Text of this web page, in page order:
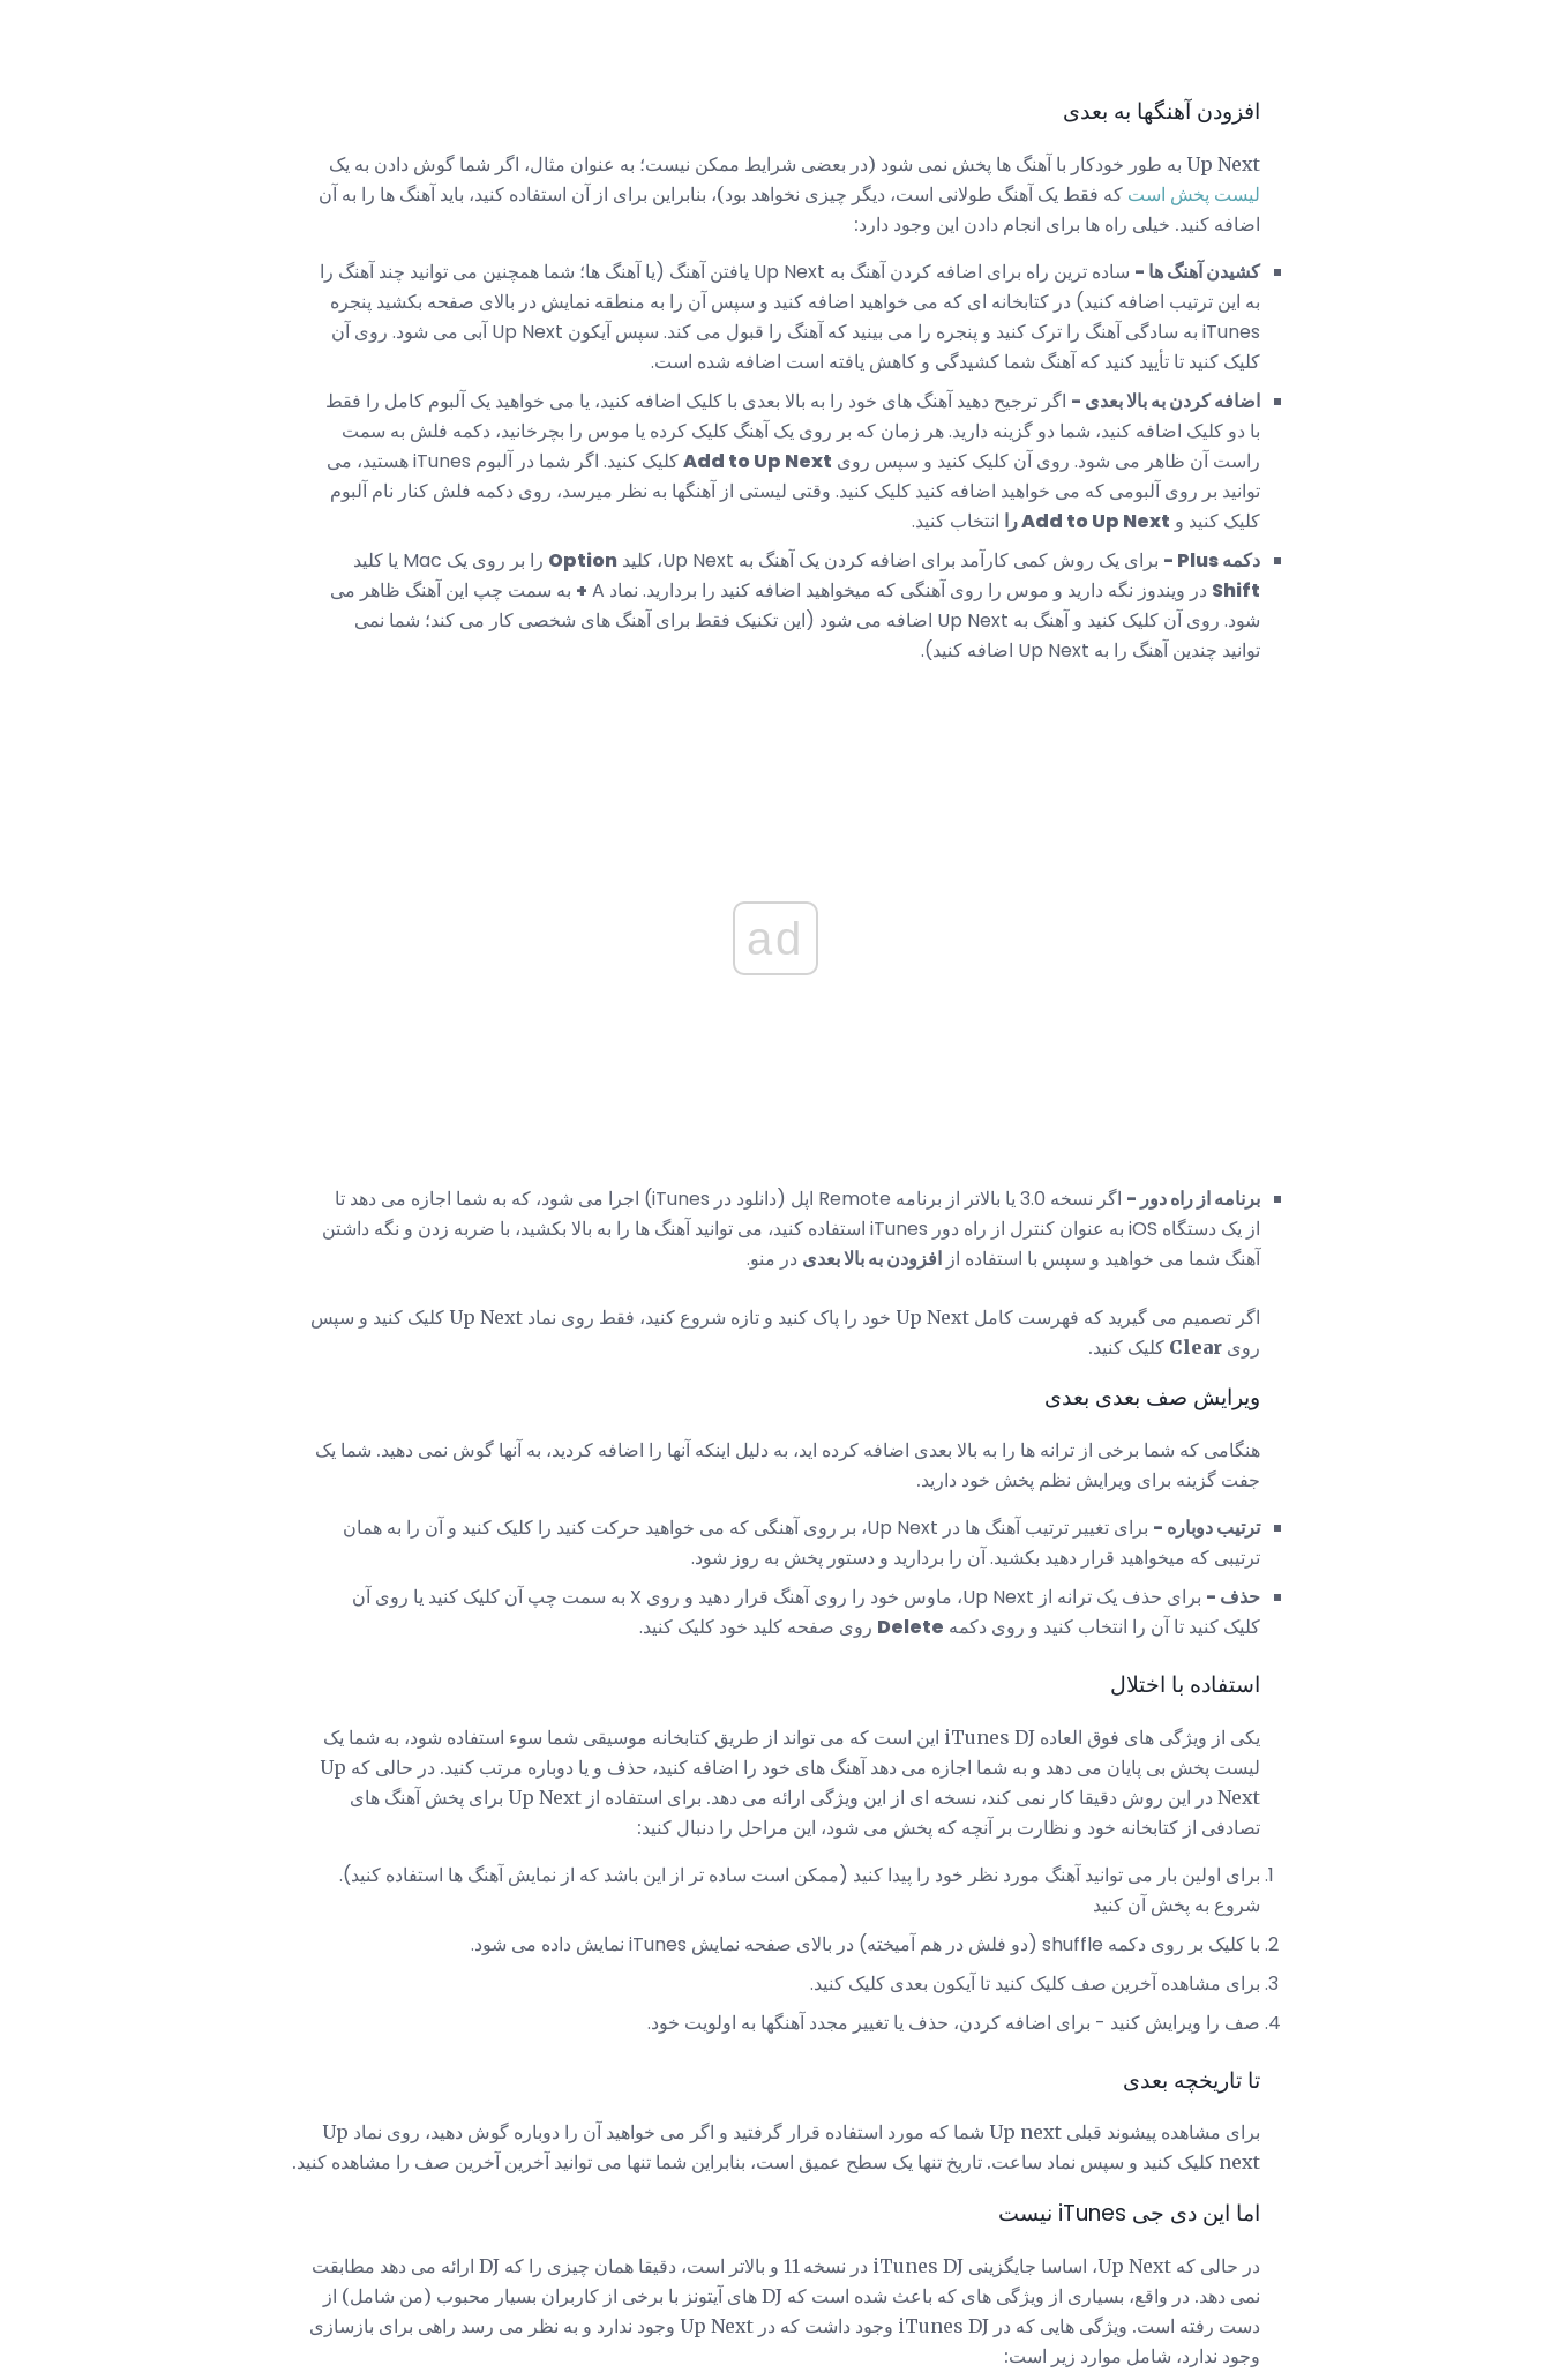
افزودن آهنگها به بعدی
Up Next به طور خودکار با آهنگ ها پخش نمی شود (در بعضی شرایط ممکن نیست؛ به عنوان مثال، اگر شما گوش دادن به یک
لیست پخش است که فقط یک آهنگ طولانی است، دیگر چیزی نخواهد بود)، بنابراین برای از آن استفاده کنید، باید آهنگ ها را به آن
اضافه کنید. خیلی راه ها برای انجام دادن این وجود دارد:
کشیدن آهنگ ها -
ساده ترین راه برای اضافه کردن آهنگ به Up Next یافتن آهنگ (یا آهنگ ها؛ شما همچنین می توانید چند آهنگ را
به این ترتیب اضافه کنید) در کتابخانه ای که می خواهید اضافه کنید و سپس آن را به منطقه نمایش در بالای صفحه بکشید پنجره
iTunes به سادگی آهنگ را ترک کنید و پنجره را می بینید که آهنگ را قبول می کند. سپس آیکون Up Next آبی می شود. روی آن
کلیک کنید تا تأیید کنید که آهنگ شما کشیدگی و کاهش یافته است اضافه شده است.
اضافه کردن به بالا بعدی - اگر ترجیح دهید آهنگ های خود را به بالا بعدی با کلیک اضافه کنید، یا می خواهید یک آلبوم کامل را فقط
با دو کلیک اضافه کنید، شما دو گزینه دارید. هر زمان که بر روی یک آهنگ کلیک کرده یا موس را بچرخانید، دکمه فلش به سمت
راست آن ظاهر می شود. روی آن کلیک کنید و سپس روی Add to Up Next
کلیک کنید. اگر شما در آلبوم iTunes هستید، می
توانید بر روی آلبومی که می خواهید اضافه کنید کلیک کنید. وقتی لیستی از آهنگها به نظر میرسد، روی دکمه فلش کنار نام آلبوم
کلیک کنید و Add to Up Next را
انتخاب کنید.
دکمه Plus -
برای یک روش کمی کارآمد برای اضافه کردن یک آهنگ به Up Next، کلید Option را بر روی یک Mac یا کلید
Shift در ویندوز نگه دارید و موس را روی آهنگی که میخواهید اضافه کنید را بردارید. نماد A + به سمت چپ این آهنگ ظاهر می
شود. روی آن کلیک کنید و آهنگ به Up Next اضافه می شود (این تکنیک فقط برای آهنگ های شخصی کار می کند؛ شما نمی
توانید چندین آهنگ را به Up Next اضافه کنید).
ad
برنامه از راه دور -
اگر نسخه 3.0 یا بالاتر از برنامه Remote اپل (دانلود در iTunes) اجرا می شود، که به شما اجازه می دهد تا
از یک دستگاه iOS به عنوان کنترل از راه دور iTunes استفاده کنید، می توانید آهنگ ها را به بالا بکشید، با ضربه زدن و نگه داشتن
آهنگ شما می خواهید و سپس با استفاده از افزودن به بالا بعدی در منو.
اگر تصمیم می گیرید که فهرست کامل Up Next خود را پاک کنید و تازه شروع کنید، فقط روی نماد Up Next کلیک کنید و سپس
روی Clear کلیک کنید.
ویرایش صف بعدی بعدی
هنگامی که شما برخی از ترانه ها را به بالا بعدی اضافه کرده اید، به دلیل اینکه آنها را اضافه کردید، به آنها گوش نمی دهید. شما یک
جفت گزینه برای ویرایش نظم پخش خود دارید.
ترتیب دوباره -
برای تغییر ترتیب آهنگ ها در Up Next، بر روی آهنگی که می خواهید حرکت کنید را کلیک کنید و آن را به همان
ترتیبی که میخواهید قرار دهید بکشید. آن را بردارید و دستور پخش به روز شود.
حذف -
برای حذف یک ترانه از Up Next، ماوس خود را روی آهنگ قرار دهید و روی X به سمت چپ آن کلیک کنید یا روی آن
کلیک کنید تا آن را انتخاب کنید و روی دکمه Delete روی صفحه کلید خود کلیک کنید.
استفاده با اختلال
یکی از ویژگی های فوق العاده iTunes DJ این است که می تواند از طریق کتابخانه موسیقی شما سوء استفاده شود، به شما یک
لیست پخش بی پایان می دهد و به شما اجازه می دهد آهنگ های خود را اضافه کنید، حذف و یا دوباره مرتب کنید. در حالی که Up
Next در این روش دقیقا کار نمی کند، نسخه ای از این ویژگی ارائه می دهد. برای استفاده از Up Next برای پخش آهنگ های
تصادفی از کتابخانه خود و نظارت بر آنچه که پخش می شود، این مراحل را دنبال کنید:
برای اولین بار می توانید آهنگ مورد نظر خود را پیدا کنید (ممکن است ساده تر از این باشد که از نمایش آهنگ ها استفاده کنید).
شروع به پخش آن کنید
با کلیک بر روی دکمه shuffle (دو فلش در هم آمیخته) در بالای صفحه نمایش iTunes نمایش داده می شود.
برای مشاهده آخرین صف کلیک کنید تا آیکون بعدی کلیک کنید.
صف را ویرایش کنید - برای اضافه کردن، حذف یا تغییر مجدد آهنگها به اولویت خود.
تا تاریخچه بعدی
برای مشاهده پیشوند قبلی Up next شما که مورد استفاده قرار گرفتید و اگر می خواهید آن را دوباره گوش دهید، روی نماد Up
next کلیک کنید و سپس نماد ساعت. تاریخ تنها یک سطح عمیق است، بنابراین شما تنها می توانید آخرین آخرین صف را مشاهده کنید.
اما این دی جی iTunes نیست
در حالی که Up Next، اساسا جایگزینی iTunes DJ در نسخه 11 و بالاتر است، دقیقا همان چیزی را که DJ ارائه می دهد مطابقت
نمی دهد. در واقع، بسیاری از ویژگی های که باعث شده است که DJ های آیتونز با برخی از کاربران بسیار محبوب (من شامل) از
دست رفته است. ویژگی هایی که در iTunes DJ وجود داشت که در Up Next وجود ندارد و به نظر می رسد راهی برای بازسازی
وجود ندارد، شامل موارد زیر است: